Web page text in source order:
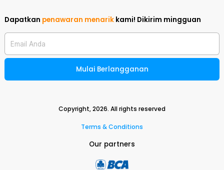
Dapatkan penawaran menarik kami! Dikirim mingguan
Email Anda
Mulai Berlangganan
Copyright,2026. All rights reserved
Terms & Conditions
Our partners